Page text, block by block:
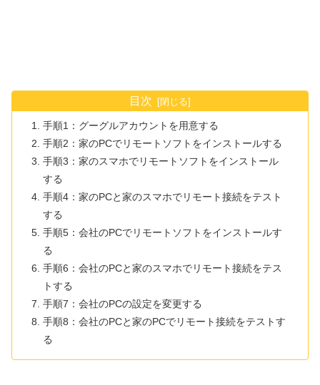
目次
手順1：グーグルアカウントを用意する
手順2：家のPCでリモートソフトをインストールする
手順3：家のスマホでリモートソフトをインストール
する
手順4：家のPCと家のスマホでリモート接続をテスト
する
手順5：会社のPCでリモートソフトをインストールす
る
手順6：会社のPCと家のスマホでリモート接続をテス
トする
手順7：会社のPCの設定を変更する
手順8：会社のPCと家のPCでリモート接続をテストす
る